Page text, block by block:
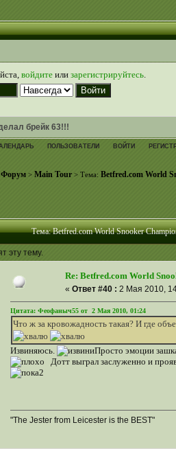
войдите или зарегистрируйтесь.
брейк 63!!!
ПОЛЬЗОВАТЕЛИ ВОЙТИ
> Main Tour > Тема: Betfred.com World
Тема: Betfred.com World Snooker
эту тему.
Re: Betfred.com World
« Ответ #40 : 2 Мая 2010,
Цитата: Феофаныч55 от 2 Мая 2010, 01:24
Что ж за кровожадность такая? И где
Извиняюсь.
Просто эмоции
Дотт выграл заслуженно и
"The Jester from Leicester is the BEST"